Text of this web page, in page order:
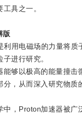
具之一。
版
用电磁场的力量将质
进行研究。
够以极高的能量撞击
分，从而深入研究物质
，Proton加速器被广